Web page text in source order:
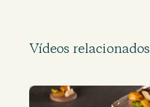
Vídeos relacionados